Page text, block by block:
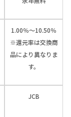
1.00％～10.50％
※還元率は交換商
品により異なりま
す。
JCB